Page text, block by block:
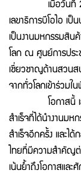
เมื่อวันที่ 28 พ
เลขาธิการบีโอไอ เ
เป็นงานมหกรรมสิน
โลก ณ ศูนย์การปร
เชี่ยวชาญด้านสวน
จากทั่วโลกเข้าร่วมใ
โอกาสนี้ เลขาธิ
สำเร็จที่ได้นำงานมห
สำเร็จอีกครั้ง และไ
ไทยที่มีความสำคัญต่
เน้นย้ำถึงโอกาสแล